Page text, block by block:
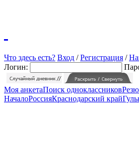
Что здесь есть? Вход /Регистрация /
Логин:
Моя анкетаПоиск одноклассников
НачалоРоссияКраснодарский край